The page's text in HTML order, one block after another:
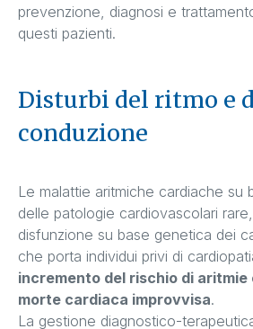
prevenzione, diagnosi e
questi pazienti.
Disturbi del ritmo e
conduzione
Le malattie aritmiche cardiache su
delle patologie cardiovascolari
disfunzione su base genetica dei
che porta individui privi di
incremento del rischio di aritmie
morte cardiaca improvvisa.
La gestione diagnostico-